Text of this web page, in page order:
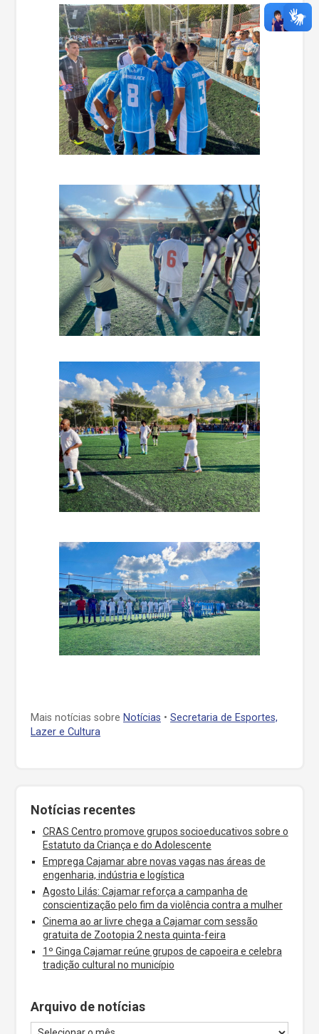
Mais notícias sobre Notícias • Secretaria de Esportes,
Lazer e Cultura
Notícias recentes
CRAS Centro promove grupos socioeducativos sobre o
Estatuto da Criança e do Adolescente
Emprega Cajamar abre novas vagas nas áreas de
engenharia, indústria e logística
Agosto Lilás: Cajamar reforça a campanha de
conscientização pelo fim da violência contra a mulher
Cinema ao ar livre chega a Cajamar com sessão
gratuita de Zootopia 2 nesta quinta-feira
1º Ginga Cajamar reúne grupos de capoeira e celebra
tradição cultural no município
Arquivo de notícias